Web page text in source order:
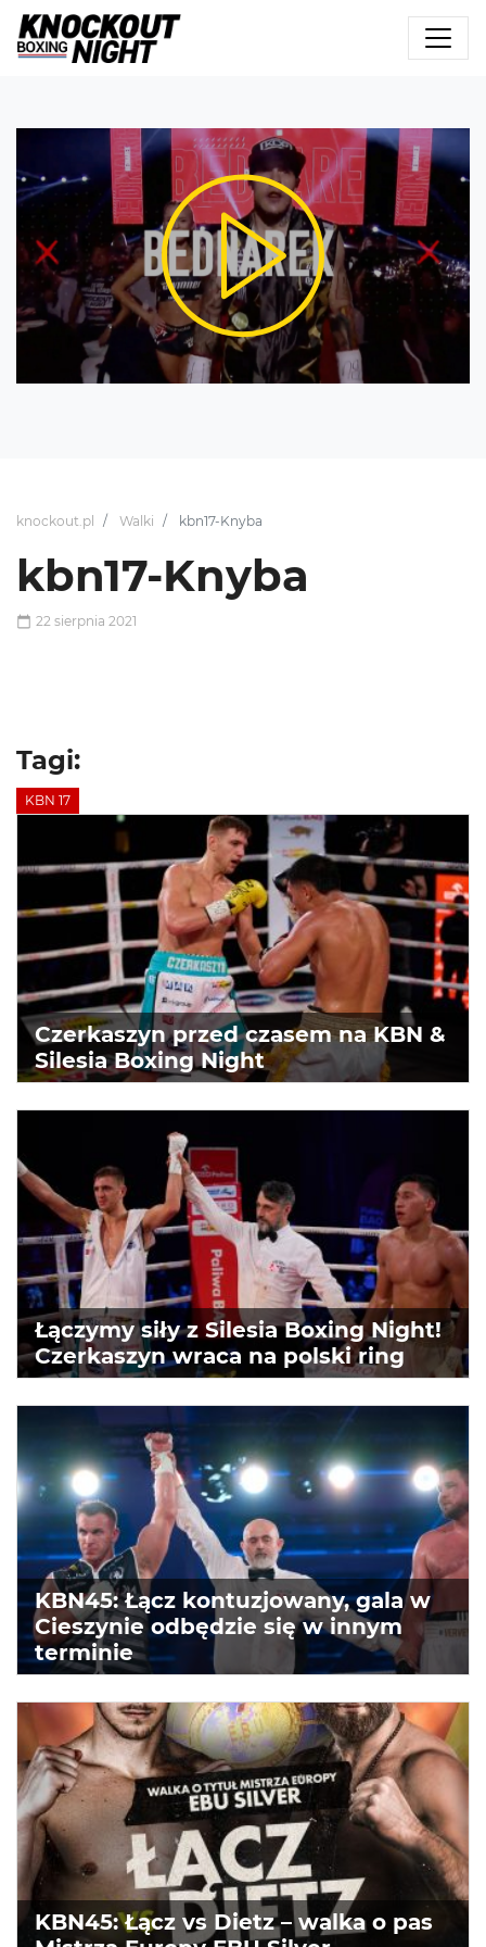
knockout.pl Walki kbn17-Knyba
kbn17-Knyba
22 sierpnia 2021
Tagi:
KBN 17
Czerkaszyn przed czasem na KBN &
Silesia Boxing Night
Łączymy siły z Silesia Boxing Night!
Czerkaszyn wraca na polski ring
KBN45: Łącz kontuzjowany, gala w
Cieszynie odbędzie się w innym
terminie
KBN45: Łącz vs Dietz – walka o pas